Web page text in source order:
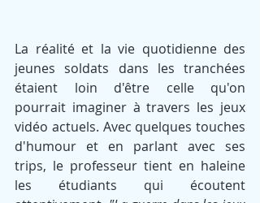
La réalité et la vie quotidienne des
jeunes soldats dans les tranchées
étaient loin d'être celle qu'on
pourrait imaginer à travers les jeux
vidéo actuels. Avec quelques touches
d'humour et en parlant avec ses
trips, le professeur tient en haleine
les étudiants qui écoutent